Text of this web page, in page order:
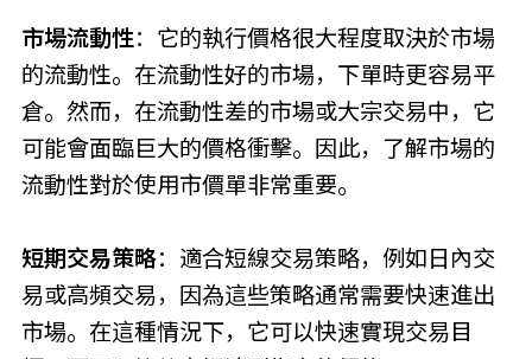
市場流動性：它的執行價格很大程度取決於市場
的流動性。在流動性好的市場，下單時更容易平
倉。然而，在流動性差的市場或大宗交易中，它
可能會面臨巨大的價格衝擊。因此，了解市場的
流動性對於使用市價單非常重要。
短期交易策略：適合短線交易策略，例如日內交
易或高頻交易，因為這些策略通常需要快速進出
市場。在這種情況下，它可以快速實現交易目